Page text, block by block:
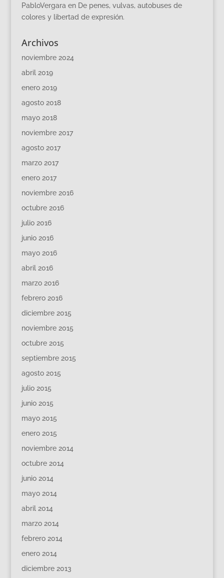
PabloVergara en De penes, vulvas, autobuses de
colores y libertad de expresión.
Archivos
noviembre 2024
abril 2019
enero 2019
agosto 2018
mayo 2018
noviembre 2017
agosto 2017
marzo 2017
enero 2017
noviembre 2016
octubre 2016
julio 2016
junio 2016
mayo 2016
abril 2016
marzo 2016
febrero 2016
diciembre 2015
noviembre 2015
octubre 2015
septiembre 2015
agosto 2015
julio 2015
junio 2015
mayo 2015
enero 2015
noviembre 2014
octubre 2014
junio 2014
mayo 2014
abril 2014
marzo 2014
febrero 2014
enero 2014
diciembre 2013